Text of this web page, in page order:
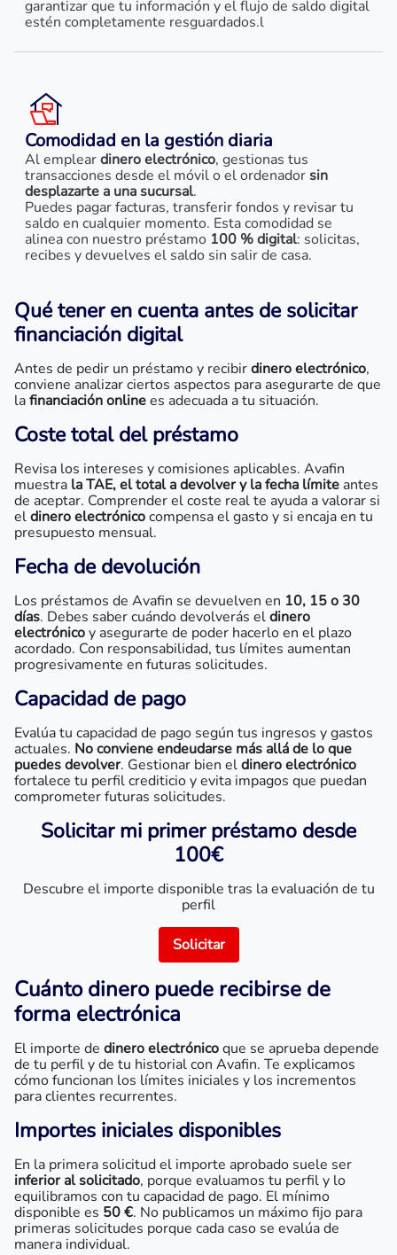
garantizar que tu información y el flujo de saldo digital
estén completamente resguardados.l
Comodidad en la gestión diaria
Al empleardinero electrónico, gestionas tus
transacciones desde el móvil o el ordenadorsin
desplazarte a una sucursal.
Puedes pagar facturas, transferir fondos y revisar tu
saldo en cualquier momento. Esta comodidad se
alinea con nuestro préstamo 100 % digital: solicitas,
recibes y devuelves el saldo sin salir de casa.
Qué tener en cuenta antes de solicitar
financiación digital
Antes de pedir un préstamo y recibirdinero electrónico,
conviene analizar ciertos aspectos para asegurarte de que
lafinanciación onlinees adecuada a tu situación.
Coste total del préstamo
Revisa los intereses y comisiones aplicables. Avafin
muestra la TAE, el total a devolver y la fecha límite antes
de aceptar. Comprender el coste real te ayuda a valorar si
eldinero electrónicocompensa el gasto y si encaja en tu
presupuesto mensual.
Fecha de devolución
Los préstamos de Avafin se devuelven en 10, 15 o 30
días. Debes saber cuándo devolverás eldinero
electrónicoy asegurarte de poder hacerlo en el plazo
acordado. Con responsabilidad, tus límites aumentan
progresivamente en futuras solicitudes.
Capacidad de pago
Evalúa tu capacidad de pago según tus ingresos y gastos
actuales. No conviene endeudarse más allá de lo que
puedes devolver. Gestionar bien eldinero electrónico
fortalece tu perfil crediticio y evita impagos que puedan
comprometer futuras solicitudes.
Solicitar mi primer préstamo desde
100€
Descubre el importe disponible tras la evaluación de tu
perfil
Solicitar
Cuánto dinero puede recibirse de
forma electrónica
El importe de dinero electrónicoque se aprueba depende
de tu perfil y de tu historial con Avafin. Te explicamos
cómo funcionan los límites iniciales y los incrementos
para clientes recurrentes.
Importes iniciales disponibles
En la primera solicitud el importe aprobado suele ser
inferior al solicitado, porque evaluamos tu perfil y lo
equilibramos con tu capacidad de pago. El mínimo
disponible es 50 €. No publicamos un máximo fijo para
primeras solicitudes porque cada caso se evalúa de
manera individual.